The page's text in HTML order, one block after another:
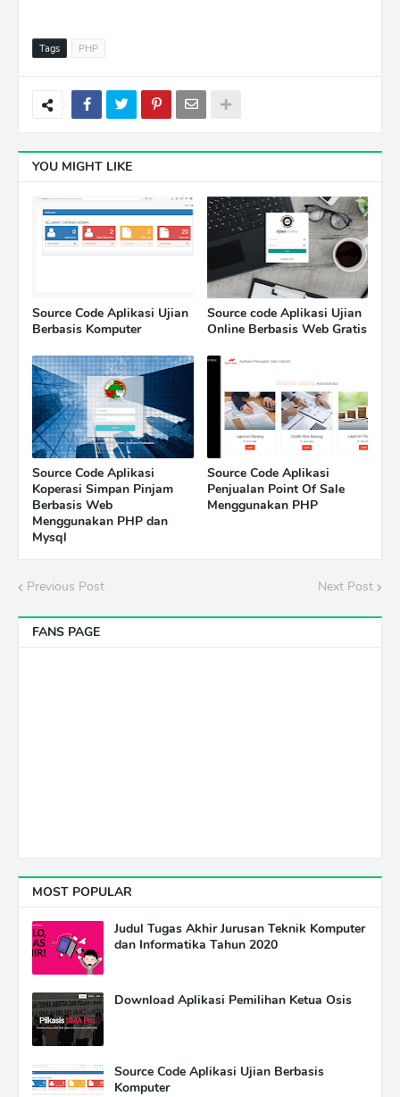
Tags PHP
YOU MIGHT LIKE
Source Code Aplikasi Ujian
Berbasis Komputer
Source code Aplikasi Ujian
Online Berbasis Web Gratis
Source Code Aplikasi
Koperasi Simpan Pinjam
Berbasis Web
Menggunakan PHP dan
Mysql
Source Code Aplikasi
Penjualan Point Of Sale
Menggunakan PHP
Previous Post Next Post
FANS PAGE
MOST POPULAR
Judul Tugas Akhir Jurusan Teknik Komputer
dan Informatika Tahun 2020
Download Aplikasi Pemilihan Ketua Osis
Source Code Aplikasi Ujian Berbasis
Komputer